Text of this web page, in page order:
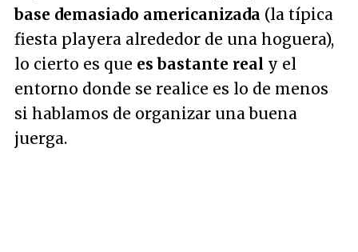
base demasiado americanizada (la típica
fiesta playera alrededor de una hoguera),
lo cierto es que es bastante real y el
entorno donde se realice es lo de menos
si hablamos de organizar una buena
juerga.